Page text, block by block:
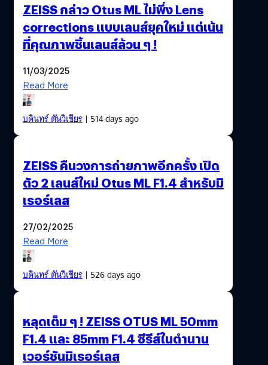
ZEISS กล่าว Otus ML ไม่พึ่ง Lens
corrections แบบเลนส์ยุคใหม่ แต่เน้น
ที่คุณภาพชิ้นเลนส์ล้วน ๆ !
11/03/2025
Read More
บดินทร์ ตันวิเชียร| 514 days ago
ZEISS คืนวงการถ่ายภาพอีกครั้ง เปิด
ตัว 2 เลนส์ใหม่ Otus ML F1.4 สำหรับมิ
เรอร์เลส
27/02/2025
Read More
บดินทร์ ตันวิเชียร| 526 days ago
หลุดเต็ม ๆ ! ZEISS OTUS ML 50mm
F1.4 และ 85mm F1.4 ซีรีส์ในตำนาน
เวอร์ชันมิเรอร์เลส